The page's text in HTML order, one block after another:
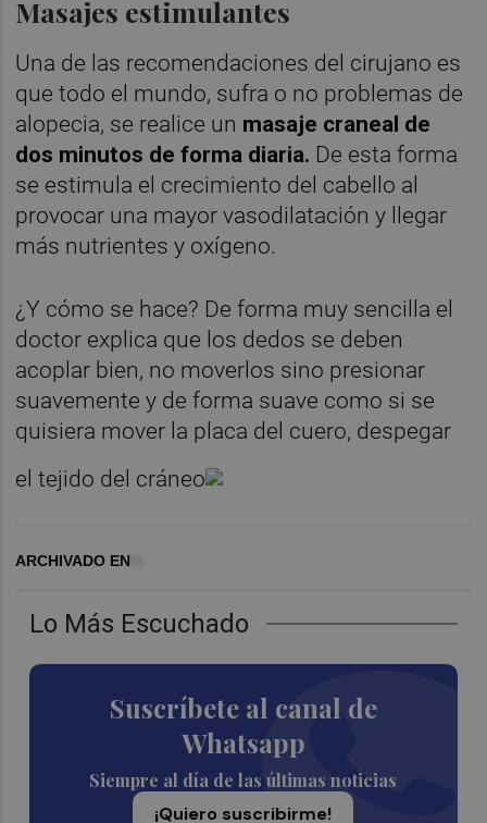
Lo Más Escuchado
Suscríbete al canal de
Whatsapp
Siempre al día de las últimas noticias
¡Quiero suscribirme!
Masajes estimulantes
Una de las recomendaciones del cirujano es
que todo el mundo, sufra o no problemas de
alopecia, se realice un masaje craneal de
dos minutos de forma diaria. De esta forma
se estimula el crecimiento del cabello al
provocar una mayor vasodilatación y llegar
más nutrientes y oxígeno.
¿Y cómo se hace? De forma muy sencilla el
doctor explica que los dedos se deben
acoplar bien, no moverlos sino presionar
suavemente y de forma suave como si se
quisiera mover la placa del cuero, despegar
el tejido del cráneo
ARCHIVADO EN